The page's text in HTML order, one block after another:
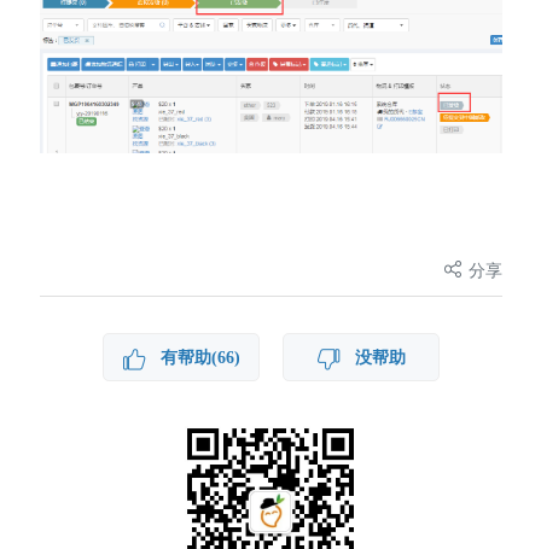
分享
有帮助(66) 没帮助